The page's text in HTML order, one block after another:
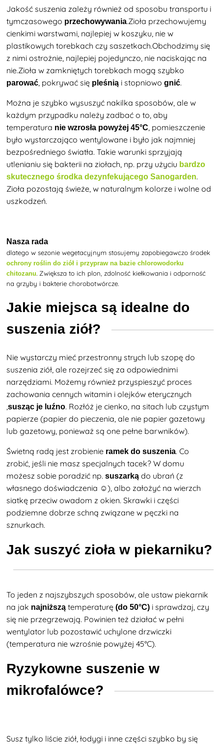
Jakość suszenia zależy również od sposobu transportu i
tymczasowego przechowywania.Zioła przechowujemy
cienkimi warstwami, najlepiej w koszyku, nie w
plastikowych torebkach czy saszetkach.Obchodzimy się
z nimi ostrożnie, najlepiej pojedynczo, nie naciskając na
nie.Zioła w zamkniętych torebkach mogą szybko
parować, pokrywać się pleśnią i stopniowognić.
Można je szybko wysuszyć nakilka sposobów, ale w
każdym przypadku należy zadbać o to, aby
temperatura nie wzrosła powyżej 45°C, pomieszczenie
było wystarczająco wentylowane i było jak najmniej
bezpośredniego światła. Takie warunki sprzyjają
utlenianiu się bakterii na ziołach, np. przy użyciu bardzo
skutecznego środka dezynfekującego Sanogarden.
Zioła pozostają świeże, w naturalnym kolorze i wolne od
uszkodzeń.
Nasza rada
dlatego w sezonie wegetacyjnym stosujemy zapobiegawczo środek
ochrony roślin do ziół i przypraw na bazie chlorowodorku
chitozanu. Zwiększa to ich plon, zdolność kiełkowania i odporność
na grzyby i bakterie chorobotwórcze.
Jakie miejsca są idealne do
suszenia ziół?
Nie wystarczy mieć przestronny strych lub szopę do
suszenia ziół, ale rozejrzeć się za odpowiednimi
narzędziami. Możemy również przyspieszyć proces
zachowania cennych witamin i olejków eterycznych
,susząc je luźno. Rozłóż je cienko, na sitach lub czystym
papierze (papier do pieczenia, ale nie papier gazetowy
lub gazetowy, ponieważ są one pełne barwników).
Świetną radą jest zrobienie ramek do suszenia. Co
zrobić, jeśli nie masz specjalnych tacek? W domu
możesz sobie poradzić np.suszarką do ubrań (z
własnego doświadczenia ☺), albo założyć na wierzch
siatkę przeciw owadom z okien. Skrawki i części
podziemne dobrze schną związane w pęczki na
sznurkach.
Jak suszyć zioła w piekarniku?
To jeden z najszybszych sposobów, ale ustaw piekarnik
na jak najniższą temperaturę(do 50°C) i sprawdzaj, czy
się nie przegrzewają. Powinien też działać w pełni
wentylator lub pozostawić uchylone drzwiczki
(temperatura nie wzrośnie powyżej 45°C).
Ryzykowne suszenie w
mikrofalówce?
Susz tylko liście ziół, łodygi i inne części szybko by się